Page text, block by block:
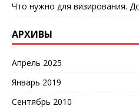
Что нужно для визирования.
АРХИВЫ
Апрель 2025
Январь 2019
Сентябрь 2010